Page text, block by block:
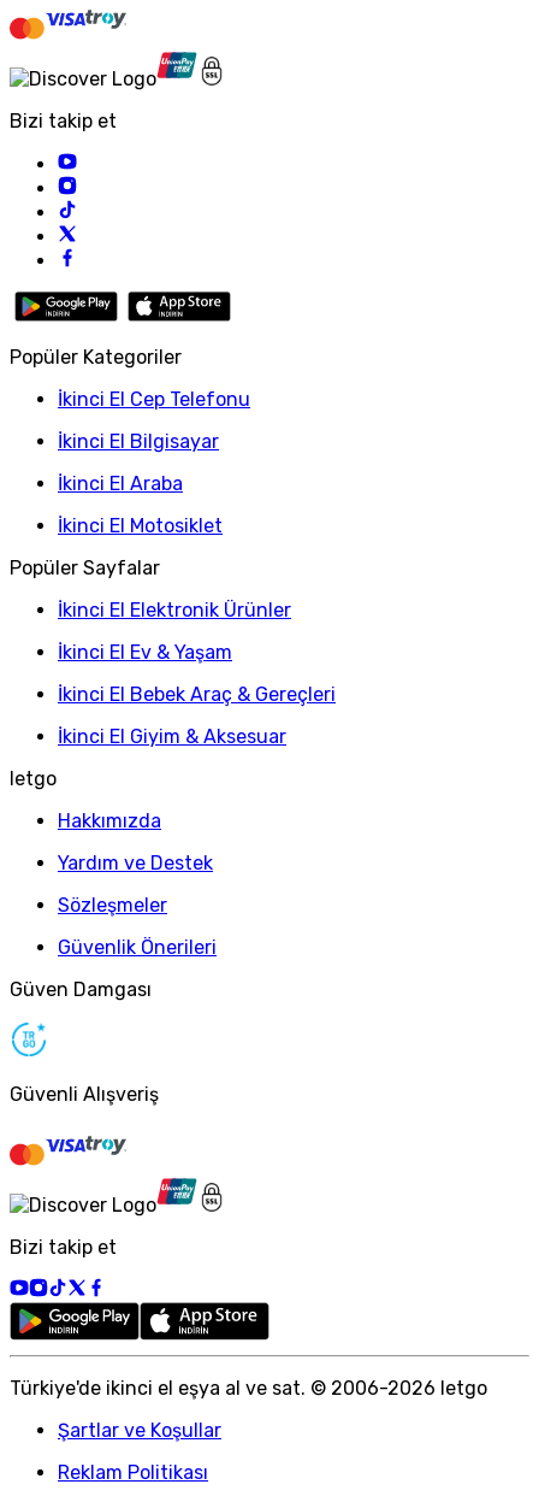
Bizi takip et
Popüler Kategoriler
İkinci El Cep Telefonu
İkinci El Bilgisayar
İkinci El Araba
İkinci El Motosiklet
Popüler Sayfalar
İkinci El Elektronik Ürünler
İkinci El Ev & Yaşam
İkinci El Bebek Araç & Gereçleri
İkinci El Giyim & Aksesuar
letgo
Hakkımızda
Yardım ve Destek
Sözleşmeler
Güvenlik Önerileri
Güven Damgası
Güvenli Alışveriş
Bizi takip et
Türkiye'de ikinci el eşya al ve sat. © 2006-2026 letgo
Şartlar ve Koşullar
Reklam Politikası